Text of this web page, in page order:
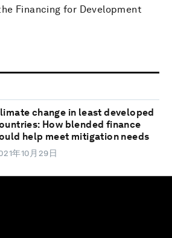
Financing for Development
change in least developed
How blended finance
help meet mitigation needs
年10月29日